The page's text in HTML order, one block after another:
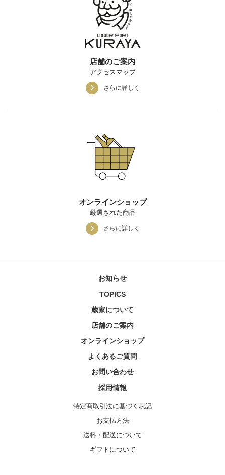
店舗のご案内
アクセスマップ
さらに詳しく
オンラインショップ
厳選された商品
さらに詳しく
お知らせ
TOPICS
蔵家について
店舗のご案内
オンラインショップ
よくあるご質問
お問い合わせ
採用情報
特定商取引法に基づく表記
お支払方法
送料・配送について
ギフトについて